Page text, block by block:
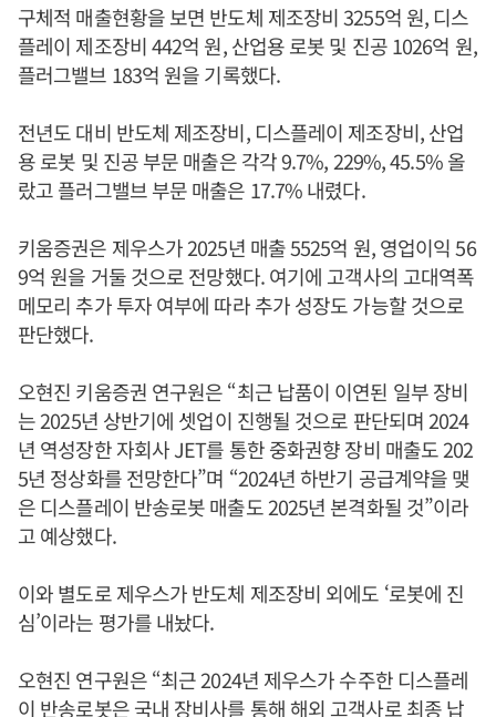
구체적 매출현황을 보면 반도체 제조장비 3255억 원, 디스
플레이 제조장비 442억 원, 산업용 로봇 및 진공 1026억 원,
플러그밸브 183억 원을 기록했다.
전년도 대비 반도체 제조장비, 디스플레이 제조장비, 산업
용 로봇 및 진공 부문 매출은 각각 9.7%, 229%, 45.5% 올
랐고 플러그밸브 부문 매출은 17.7% 내렸다.
키움증권은 제우스가 2025년 매출 5525억 원, 영업이익 56
9억 원을 거둘 것으로 전망했다. 여기에 고객사의 고대역폭
메모리 추가 투자 여부에 따라 추가 성장도 가능할 것으로
판단했다.
오현진 키움증권 연구원은 “최근 납품이 이연된 일부 장비
는 2025년 상반기에 셋업이 진행될 것으로 판단되며 2024
년 역성장한 자회사 JET를 통한 중화권향 장비 매출도 202
5년 정상화를 전망한다”며 “2024년 하반기 공급계약을 맺
은 디스플레이 반송로봇 매출도 2025년 본격화될 것”이라
고 예상했다.
이와 별도로 제우스가 반도체 제조장비 외에도 ‘로봇에 진
심’이라는 평가를 내놨다.
오현진 연구원은 “최근 2024년 제우스가 수주한 디스플레
이 반송로봇은 국내 장비사를 통해 해외 고객사로 최종 납